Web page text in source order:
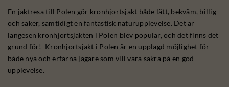
En jaktresa till Polen gör kronhjortsjakt både lätt, bekväm, billig
och säker, samtidigt en fantastisk naturupplevelse. Det är
längesen kronhjortsjakten i Polen blev populär, och det finns det
grund för! Kronhjortsjakt i Polen är en upplagd möjlighet för
både nya och erfarna jägare som vill vara säkra på en god
upplevelse.